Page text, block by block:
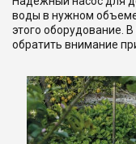
воды в нужном
этого оборудование.
обратить внимание